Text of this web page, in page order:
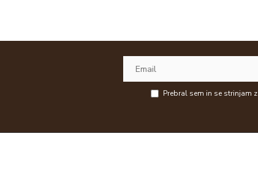
Prebral sem in se strinjam z